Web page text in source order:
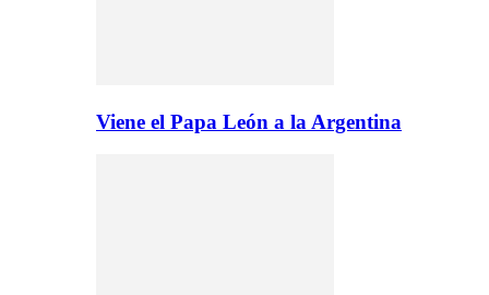
Viene el Papa León a la Argentina